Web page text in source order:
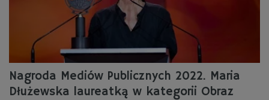
Nagroda Mediów Publicznych 2022. Maria
Dłużewska laureatką w kategorii Obraz